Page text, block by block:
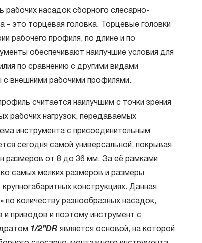
рабочих насадок сборного слесарно-
- это торцевая головка. Торцевые головки
рабочего профиля, по длине и по
обеспечивают наилучшие условия для
по сравнению с другими видами
с внешними рабочими профилями.
считается наилучшим с точки зрения
рабочих нагрузок, передаваемых
инструмента с присоединительным
сегодня самой универсальной, покрывая
размеров от 8 до 36 мм. За её рамками
самых мелких размеров и размеры
конструкциях. Данная
по количеству разнообразных насадок,
и приводов и поэтому инструмент с
1/2’’DR является основой, на которой
шт.: 3/8", 7/16", 1/2", 9/16", 5/8", 11/16",
1”, 1-1/16”, 1-1/8”, 1-1/4”;
278 мм. ;
450 мм.;